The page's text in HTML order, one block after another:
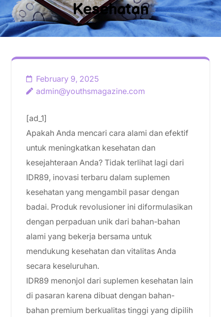
Kesehatan
February 9, 2025
admin@youthsmagazine.com
[ad_1]
Apakah Anda mencari cara alami dan efektif
untuk meningkatkan kesehatan dan
kesejahteraan Anda? Tidak terlihat lagi dari
IDR89, inovasi terbaru dalam suplemen
kesehatan yang mengambil pasar dengan
badai. Produk revolusioner ini diformulasikan
dengan perpaduan unik dari bahan-bahan
alami yang bekerja bersama untuk
mendukung kesehatan dan vitalitas Anda
secara keseluruhan.
IDR89 menonjol dari suplemen kesehatan lain
di pasaran karena dibuat dengan bahan-
bahan premium berkualitas tinggi yang dipilih